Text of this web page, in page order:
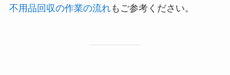
不用品回収の作業の流れもご参考ください。